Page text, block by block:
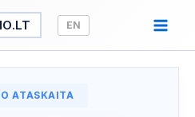
EN
ATASKAITA